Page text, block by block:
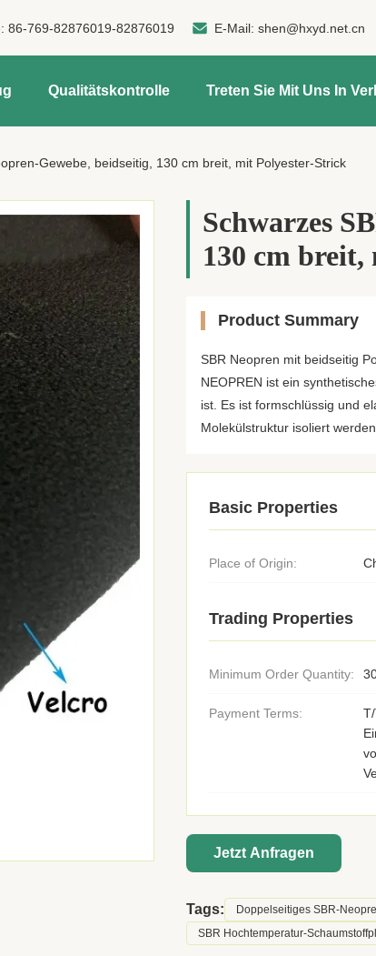
86-769-82876019-82876019 E-Mail: shen@hxyd.net.cn
Qualitätskontrolle Treten Sie Mit Uns In
Gewebe, beidseitig, 130 cm breit, mit Polyester-Strick
Schwarzes
130 cm
Product Summary
SBR Neopren mit beidseitig
NEOPREN ist ein
ist. Es ist formschlüssig und
Molekülstruktur isoliert
Basic Properties
Place of Origin:
Trading Properties
Minimum Order Quantity:
Payment Terms:
Jetzt Anfragen
Tags: Doppelseitiges SBR-
SBR Hochtemperatur-